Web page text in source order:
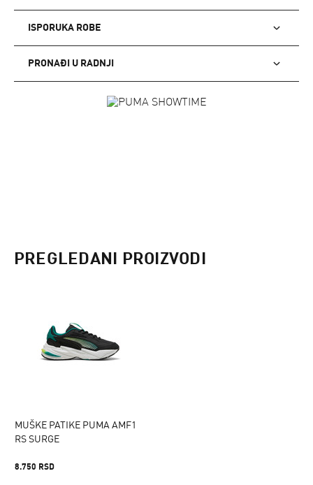
ISPORUKA ROBE
PRONAĐI U RADNJI
PREGLEDANI PROIZVODI
MUŠKE PATIKE PUMA AMF1
RS SURGE
8.750 RSD